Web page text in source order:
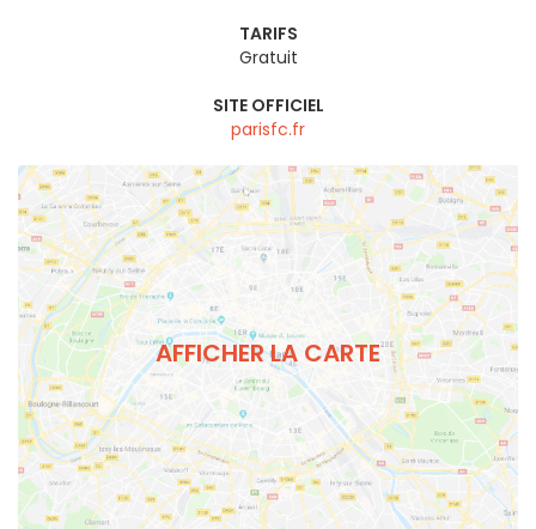
TARIFS
Gratuit
SITE OFFICIEL
parisfc.fr
AFFICHER LA CARTE